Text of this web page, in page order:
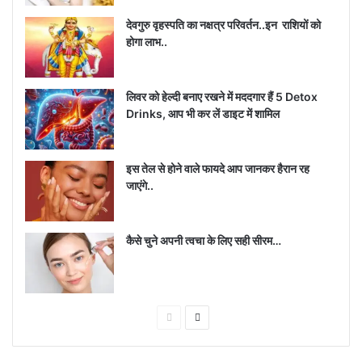
9-
नवरात्रि 9वां दिन 30 मार्च 2023 दिन गुरुवार: मां सिद्धिदात्री
देवगुरु वृहस्पति का नक्षत्र परिवर्तन..इन राशियों को
होगा लाभ..
लिवर को हेल्दी बनाए रखने में मददगार हैं 5 Detox
Drinks, आप भी कर लें डाइट में शामिल
इस तेल से होने वाले फायदे आप जानकर हैरान रह
जाएंगे..
कैसे चुने अपनी त्वचा के लिए सही सीरम…
PreviousNext